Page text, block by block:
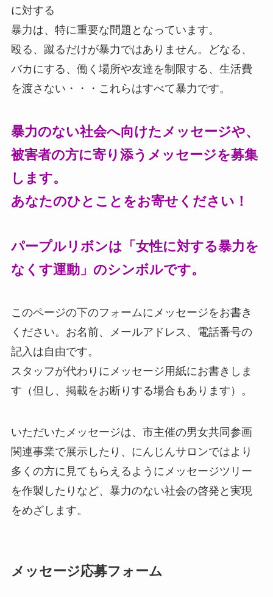
に対する
暴力は、特に重要な問題となっています。
殴る、蹴るだけが暴力ではありません。どなる、
バカにする、働く場所や友達を制限する、生活費
を渡さない・・・これらはすべて暴力です。
暴力のない社会へ向けたメッセージや、
被害者の方に寄り添うメッセージを募集
します。
あなたのひとことをお寄せください！
パープルリボンは「女性に対する暴力を
なくす運動」のシンボルです。
このページの下のフォームにメッセージをお書き
ください。お名前、メールアドレス、電話番号の
記入は自由です。
スタッフが代わりにメッセージ用紙にお書きしま
す（但し、掲載をお断りする場合もあります）。
いただいたメッセージは、市主催の男女共同参画
関連事業で展示したり、にんじんサロンではより
多くの方に見てもらえるようにメッセージツリー
を作製したりなど、暴力のない社会の啓発と実現
をめざします。
メッセージ応募フォーム